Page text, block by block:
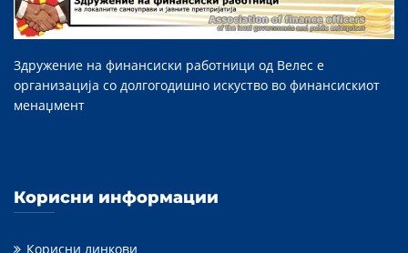
Здружение на финансиски работници од Велес е
организација со долгогодишно искуство во финансискиот
менаџмент
Корисни информации
Корисни линкови